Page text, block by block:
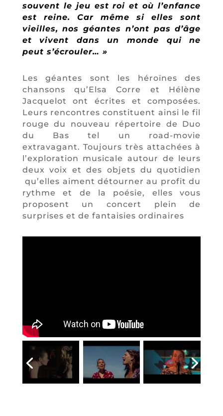
souvent le jeu est roi et où l’enfance
est reine. Car même si elles sont
vieilles, nos géantes n’ont pas d’âge
et vivent dans un monde qui ne
peut s’écrouler… »
Les géantes sont les héroïnes des
chansons qu’Elsa Corre et Hélène
Jacquelot ont écrites et composées.
Leurs rencontres constituent ainsi le fil
rouge du nouveau répertoire de Duo
du Bas tel un road-movie
extravagant. Toujours très attachées à
l’exploration musicale autour de leurs
deux voix et des objets du quotidien
qu’elles aiment détourner au profit du
rythme et de la poésie, elles vous
proposent un concert plein de
surprises et de fantaisies ordinaires